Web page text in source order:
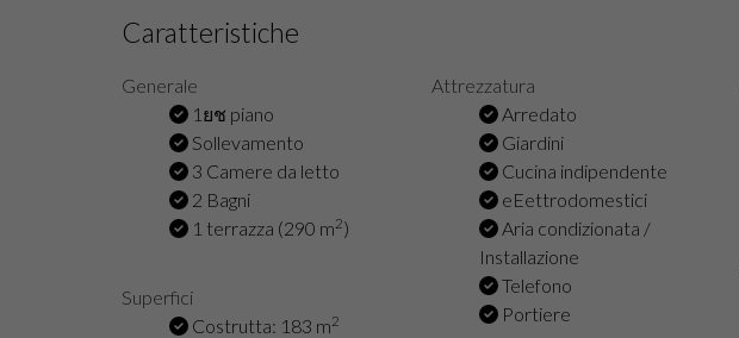
Caratteristiche
Generale
1ยช piano
Sollevamento
3 Camere da letto
2 Bagni
1 terrazza (290 m2)
Superfici
Costrutta: 183 m2
Attrezzatura
Arredato
Giardini
Cucina indipendente
eEettrodomestici
Aria condizionata /
Installazione
Telefono
Portiere